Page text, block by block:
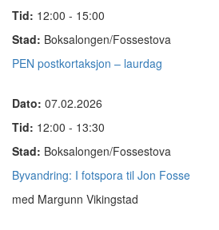
Tid: 12:00 - 15:00
Stad: Boksalongen/Fossestova
PEN postkortaksjon – laurdag
Dato: 07.02.2026
Tid: 12:00 - 13:30
Stad: Boksalongen/Fossestova
Byvandring: I fotspora til Jon Fosse
med Margunn Vikingstad